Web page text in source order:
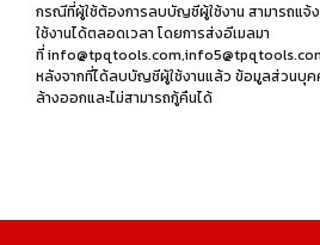
กรณีที่ผู้ใช้ต้องการลบบัญชีผู้ใช้งาน สามารถแ
ใช้งานได้ตลอดเวลา โดยการส่งอีเมลมา
ที่
หลังจากที่ได้ลบบัญชีผู้ใช้งานแล้ว ข้อมูลส่วนบุค
ล้างออกและไม่สามารถกู้คืนได้